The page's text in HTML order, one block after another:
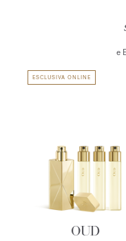
e
ESCLUSIVA ONLINE
OUD